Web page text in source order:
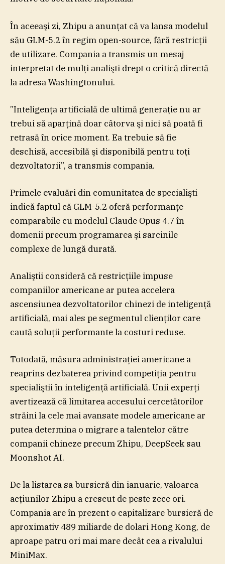
În aceeaşi zi, Zhipu a anunţat că va lansa modelul
său GLM-5.2 în regim open-source, fără restricţii
de utilizare. Compania a transmis un mesaj
interpretat de mulţi analişti drept o critică directă
la adresa Washingtonului.
”Inteligenţa artificială de ultimă generaţie nu ar
trebui să aparţină doar câtorva şi nici să poată fi
retrasă în orice moment. Ea trebuie să fie
deschisă, accesibilă şi disponibilă pentru toţi
dezvoltatorii”, a transmis compania.
Primele evaluări din comunitatea de specialişti
indică faptul că GLM-5.2 oferă performanţe
comparabile cu modelul Claude Opus 4.7 în
domenii precum programarea şi sarcinile
complexe de lungă durată.
Analiştii consideră că restricţiile impuse
companiilor americane ar putea accelera
ascensiunea dezvoltatorilor chinezi de inteligenţă
artificială, mai ales pe segmentul clienţilor care
caută soluţii performante la costuri reduse.
Totodată, măsura administraţiei americane a
reaprins dezbaterea privind competiţia pentru
specialiştii în inteligenţă artificială. Unii experţi
avertizează că limitarea accesului cercetătorilor
străini la cele mai avansate modele americane ar
putea determina o migrare a talentelor către
companii chineze precum Zhipu, DeepSeek sau
Moonshot AI.
De la listarea sa bursieră din ianuarie, valoarea
acţiunilor Zhipu a crescut de peste zece ori.
Compania are în prezent o capitalizare bursieră de
aproximativ 489 miliarde de dolari Hong Kong, de
aproape patru ori mai mare decât cea a rivalului
MiniMax.